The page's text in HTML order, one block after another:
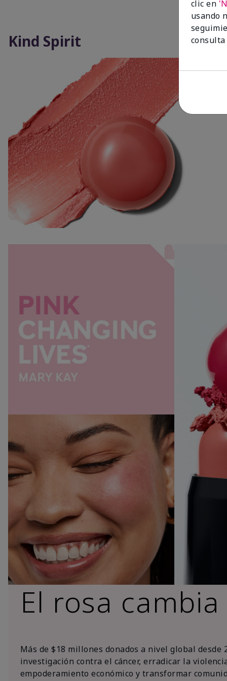
Kind Spirit
El rosa
Más de $18 millones donados a nivel global desde
investigación contra el cáncer, erradicar la
empoderamiento económico y transformar
clic en
usando